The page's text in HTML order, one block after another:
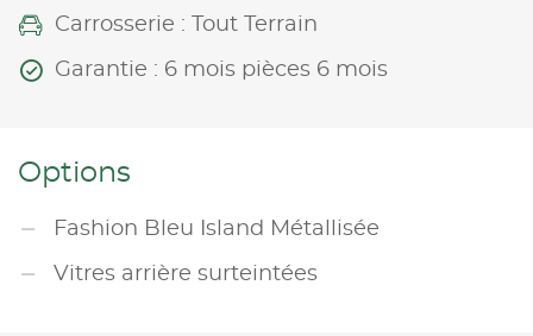
Carrosserie : Tout Terrain
Garantie : 6 mois pièces 6 mois
Options
Fashion Bleu Island Métallisée
Vitres arrière surteintées